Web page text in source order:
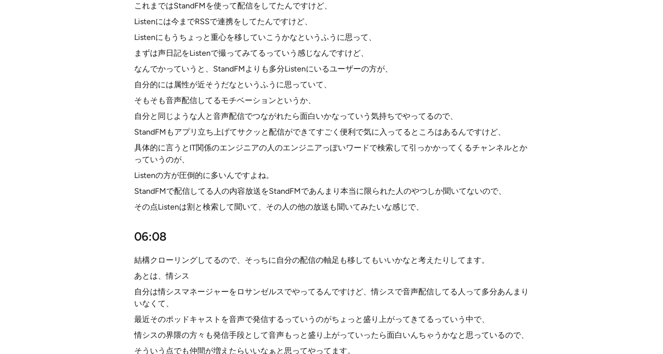
これまではStandFMを使って配信をしてたんですけど、
Listenには今までRSSで連携をしてたんですけど、
Listenにもうちょっと重心を移していこうかなというふうに思って、
まずは声日記をListenで撮ってみてるっていう感じなんですけど、
なんでかっていうと、StandFMよりも多分Listenにいるユーザーの方が、
自分的には属性が近そうだなというふうに思っていて、
そもそも音声配信してるモチベーションというか、
自分と同じような人と音声配信でつながれたら面白いかなっていう気持ちでやってるので、
StandFMもアプリ立ち上げてサクッと配信ができてすごく便利で気に入ってるところはあるんですけど、
具体的に言うとIT関係のエンジニアの人のエンジニアっぽいワードで検索して引っかかってくるチャンネルとか
っていうのが、
Listenの方が圧倒的に多いんですよね。
StandFMで配信してる人の内容放送をStandFMであんまり本当に限られた人のやつしか聞いてないので、
その点Listenは割と検索して聞いて、その人の他の放送も聞いてみたいな感じで、
06:08
結構クローリングしてるので、そっちに自分の配信の軸足も移してもいいかなと考えたりしてます。
あとは、情シス
自分は情シスマネージャーをロサンゼルスでやってるんですけど、情シスで音声配信してる人って多分あんまり
いなくて、
最近そのポッドキャストを音声で発信するっていうのがちょっと盛り上がってきてるっていう中で、
情シスの界隈の方々も発信手段として音声もっと盛り上がっていったら面白いんちゃうかなと思っているので、
そういう点でも仲間が増えたらいいなぁと思ってやってます。